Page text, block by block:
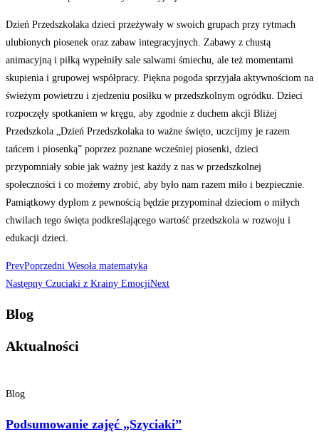
Dzień Przedszkolaka dzieci przeżywały w swoich grupach przy rytmach
ulubionych piosenek oraz zabaw integracyjnych. Zabawy z chustą
animacyjną i piłką wypełniły sale salwami śmiechu, ale też momentami
skupienia i grupowej współpracy. Piękna pogoda sprzyjała aktywnościom na
świeżym powietrzu i zjedzeniu posiłku w przedszkolnym ogródku. Dzieci
rozpoczęły spotkaniem w kręgu, aby zgodnie z duchem akcji Bliżej
Przedszkola „Dzień Przedszkolaka to ważne święto, uczcijmy je razem
tańcem i piosenką” poprzez poznane wcześniej piosenki, dzieci
przypomniały sobie jak ważny jest każdy z nas w przedszkolnej
społeczności i co możemy zrobić, aby było nam razem miło i bezpiecznie.
Pamiątkowy dyplom z pewnością będzie przypominał dzieciom o miłych
chwilach tego święta podkreślającego wartość przedszkola w rozwoju i
edukacji dzieci.
PrevPoprzedni Wesoła matematyka
Następny Czuciaki z Krainy EmocjiNext
Blog
Aktualności
Blog
Podsumowanie zajęć „Szyciaki”